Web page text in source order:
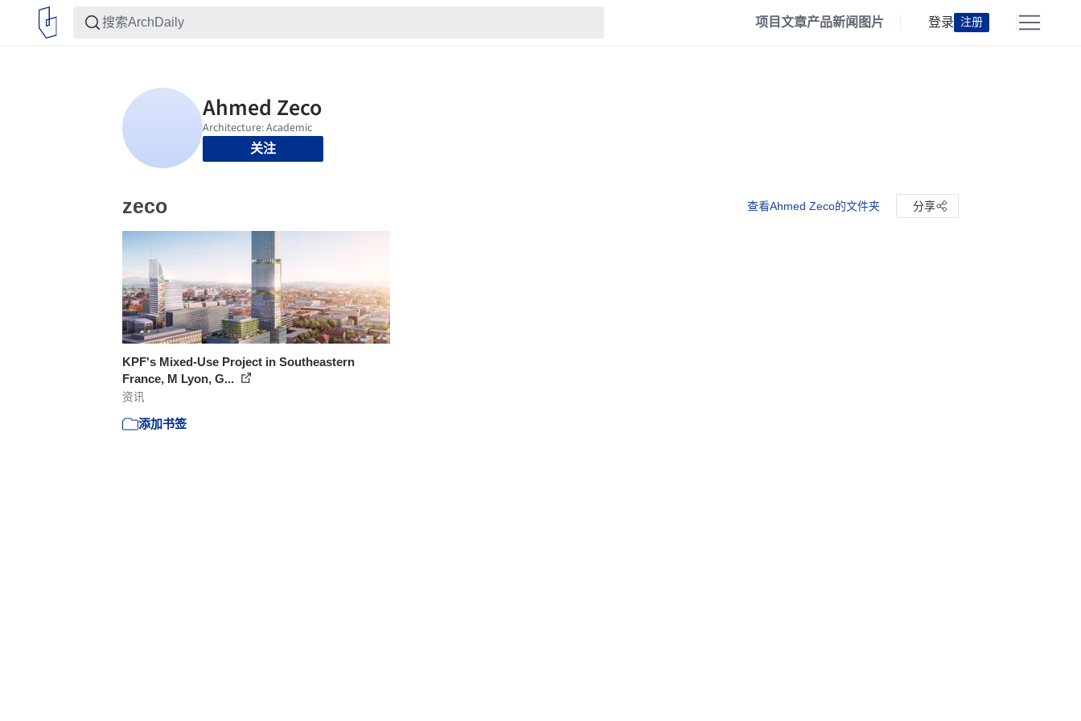
项目文章产品新闻 图片 登录 注册
关注
zeco 查看Ahmed Zeco的文件夹 分享
KPF's Mixed-Use Project in Southeastern
France, M Lyon, G...
资讯
添加书签